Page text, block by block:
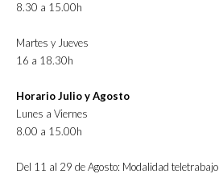
8.30 a 15.00h
Martes y Jueves
16 a 18.30h
Horario Julio y Agosto
Lunes a Viernes
8.00 a 15.00h
Del 11 al 29 de Agosto: Modalidad teletrabajo